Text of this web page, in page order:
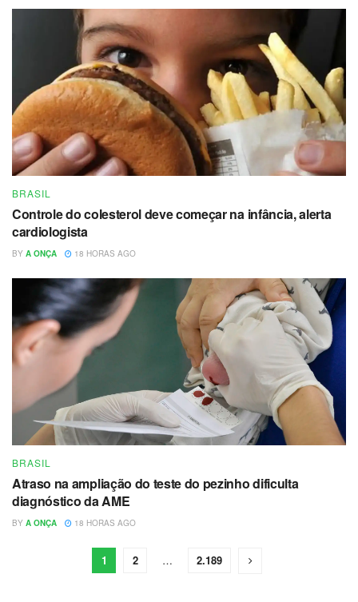
BRASIL
Controle do colesterol deve começar na infância, alerta
cardiologista
BY A ONÇA 18 HORAS AGO
BRASIL
Atraso na ampliação do teste do pezinho dificulta
diagnóstico da AME
BY A ONÇA 18 HORAS AGO
1 2 … 2.189